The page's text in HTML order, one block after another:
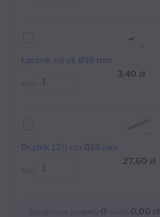
Łącznik rurek Ø16 mm
3,40 zł
Drążek 120 cm Ø16 mm
27,60 zł
0 0,00 zł